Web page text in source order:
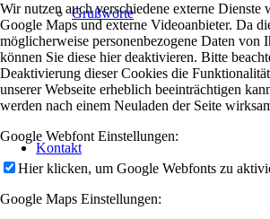
Grußworte
Kontakt
Wir nutzen auch verschiedene externe Dienste
Google Maps und externe Videoanbieter. Da
möglicherweise personenbezogene Daten von
können Sie diese hier deaktivieren. Bitte
Deaktivierung dieser Cookies die
unserer Webseite erheblich beeinträchtigen
werden nach einem Neuladen der Seite
Google Webfont Einstellungen:
Hier klicken, um Google Webfonts zu
Google Maps Einstellungen: